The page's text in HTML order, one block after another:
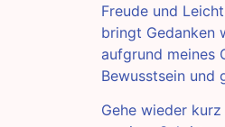
Freude und
bringt Gedanken
aufgrund meines
Bewusstsein und
Gehe wieder